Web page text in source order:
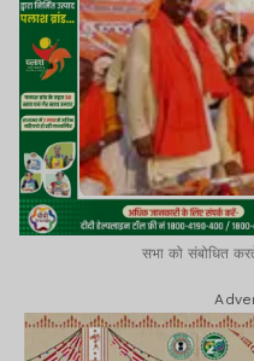
सभा को संबोधित